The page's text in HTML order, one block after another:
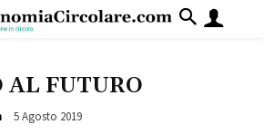
AL FUTURO
5 Agosto 2019